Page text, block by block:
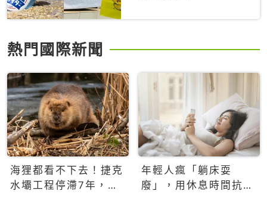
熱門國際新聞
海狸都看不下去！捷克
水壩工程停滯7年，海
年輕人瘋「躺床耍
廢」，用休息時間抗拒